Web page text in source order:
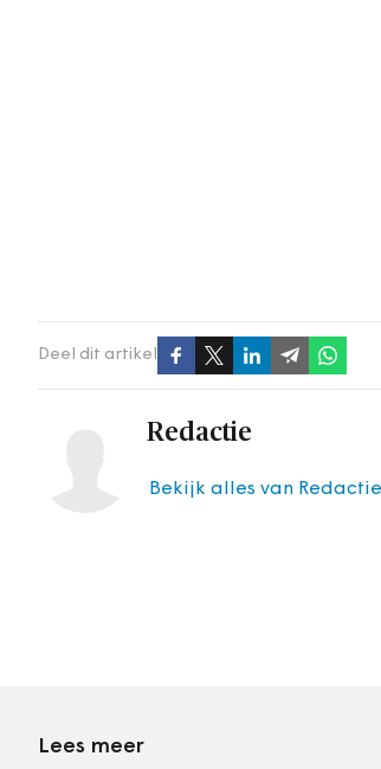
Deel dit artikel
Redactie
Bekijk alles van Redactie
Lees meer